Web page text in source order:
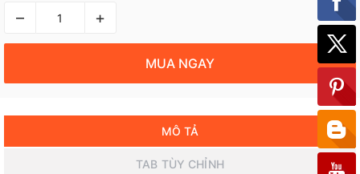
– +
MUA NGAY
MÔ TẢ
TAB TÙY CHỈNH